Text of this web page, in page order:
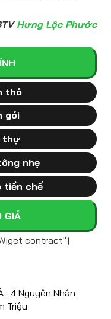
Hưng Lộc Phước
thô
gói
thự
nhẹ
tiền chế
GIÁ
contract"]
: 4 Nguyên Nhân
Triệu